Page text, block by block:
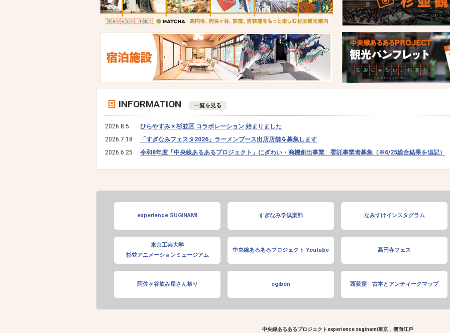
INFORMATION 一覧を見る
2026.8.5
ひらやすみ × 杉並区 コラボレーション 始まりました
2026.7.18
「すぎなみフェスタ2026」ラーメンブース出店店舗を募集します
2026.6.25
令和8年度「中央線あるあるプロジェクト」にぎわい・商機創出事業 委託事業者募集（※6/25総合結果を追記）
experience SUGINAMI すぎなみ学倶楽部 なみすけインスタグラム
東京工芸大学
杉並アニメーションミュージアム
中央線あるあるプロジェクト Youtube 高円寺フェス
阿佐ヶ谷飲み屋さん祭り ogibon 西荻窪 古本とアンティークマップ
中央線あるあるプロジェクトexperience suginami東京，偶而江戶